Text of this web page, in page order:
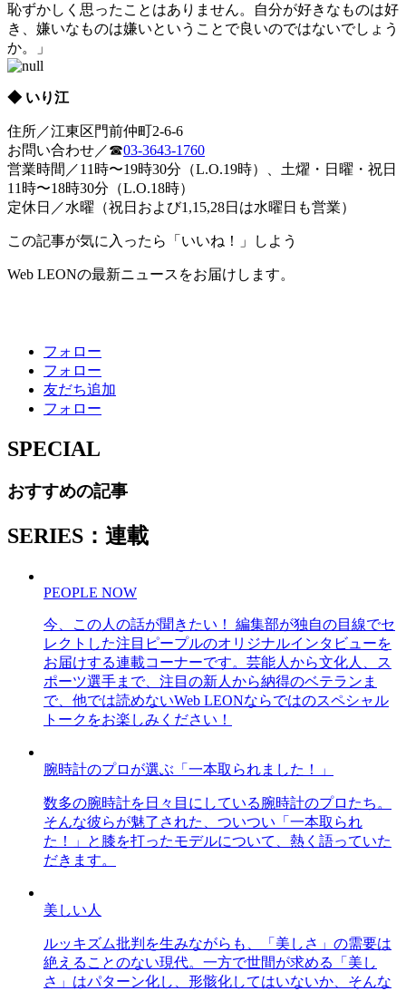
恥ずかしく思ったことはありません。自分が好きなものは好
き、嫌いなものは嫌いということで良いのではないでしょう
か。」
◆ いり江
住所／江東区門前仲町2-6-6
お問い合わせ／☎03-3643-1760
営業時間／11時〜19時30分（L.O.19時）、土燿・日曜・祝日
11時〜18時30分（L.O.18時）
定休日／水曜（祝日および1,15,28日は水曜日も営業）
この記事が気に入ったら「いいね！」しよう
Web LEONの最新ニュースをお届けします。
フォロー
フォロー
友だち追加
フォロー
SPECIAL
おすすめの記事
SERIES：連載
PEOPLE NOW
今、この人の話が聞きたい！ 編集部が独自の目線でセ
レクトした注目ピープルのオリジナルインタビューを
お届けする連載コーナーです。芸能人から文化人、ス
ポーツ選手まで、注目の新人から納得のベテランま
で、他では読めないWeb LEONならではのスペシャル
トークをお楽しみください！
腕時計のプロが選ぶ「一本取られました！」
数多の腕時計を日々目にしている腕時計のプロたち。
そんな彼らが魅了された、ついつい「一本取られ
た！」と膝を打ったモデルについて、熱く語っていた
だきます。
美しい人
ルッキズム批判を生みながらも、「美しさ」の需要は
絶えることのない現代。一方で世間が求める「美し
さ」はパターン化し、形骸化してはいないか、そんな